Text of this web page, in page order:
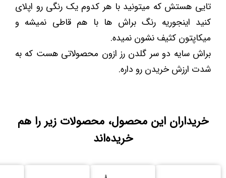
تایی هستش که میتونید با هر کدوم یک رنگی رو اپلای
کنید اینجوریه رنگ براش ها با هم قاطی نمیشه و
میکاپتون کثیف نشون نمیده.
براش سایه دو سر گلدن رز ازون محصولاتی هست که به
شدت ارزش خریدن رو داره.
خریداران این محصول، محصولات زیر را هم
خریده‌اند